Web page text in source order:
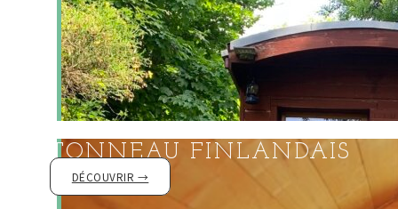
TONNEAU FINLANDAIS
DÉCOUVRIR →